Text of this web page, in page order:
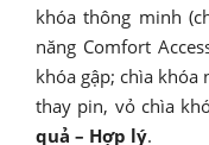
khóa thông minh
năng Comfort
khóa gập; chìa khóa
thay pin, vỏ chìa
quả – Hợp lý.